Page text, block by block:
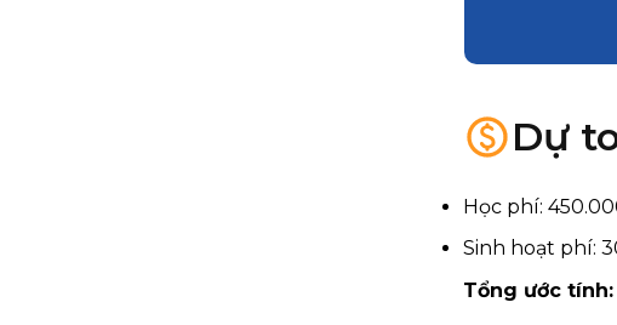
Dự
Học phí:
Sinh hoạt phí:
Tổng ước